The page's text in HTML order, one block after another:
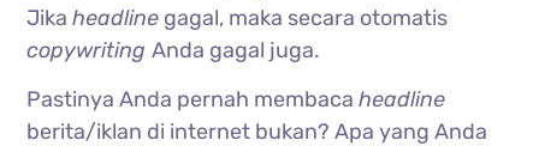
Jikaheadline gagal, maka secara otomatis
copywritingAnda gagal juga.
Pastinya Anda pernah membacaheadline
berita/iklan di internet bukan? Apa yang Anda